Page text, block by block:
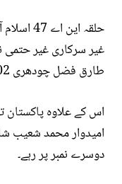
غیر سرکاری غیر
طارق فضل چودھری 102502 ووٹ لے کر کامیاب ہو گئے۔
اس کے علاوہ پاکستان
دوسرے نمبر پر رہے۔